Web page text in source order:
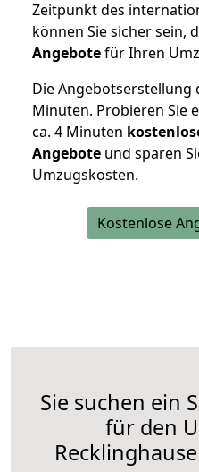
Zeitpunkt des
können Sie sicher sein,
Angebotefür Ihren
Die
Minuten. Probieren Sie
ca. 4 Minuten
Angebote und sparen
Umzugskosten.
Kostenlose
Sie suchen ein
für den